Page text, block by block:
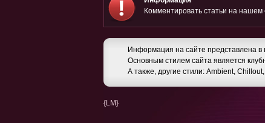
Комментировать статьи на нашем
Информация на сайте представлена в
Основным стилем сайта является
А также, другие стили: Ambient,
{LM}